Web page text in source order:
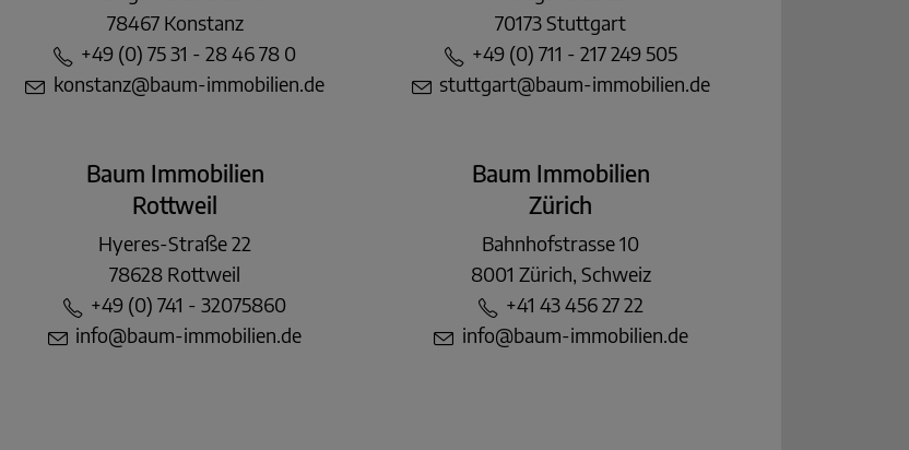
78467 Konstanz
+49 (0) 75 31 - 28 46 78 0
konstanz@baum-immobilien.de
70173 Stuttgart
+49 (0) 711 - 217 249 505
stuttgart@baum-immobilien.de
Baum Immobilien
Rottweil
Hyeres-Straße 22
78628 Rottweil
+49 (0) 741 - 32075860
info@baum-immobilien.de
Baum Immobilien
Zürich
Bahnhofstrasse 10
8001 Zürich, Schweiz
+41 43 456 27 22
info@baum-immobilien.de